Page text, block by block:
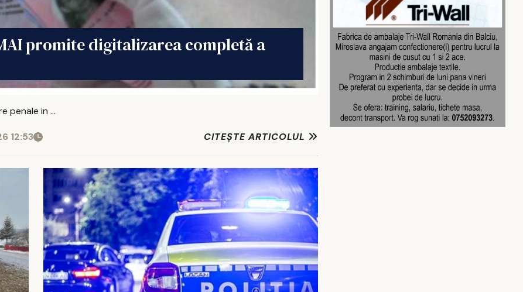
promite digitalizarea completă a
penale in ...
12:53 CITEȘTE ARTICOLUL